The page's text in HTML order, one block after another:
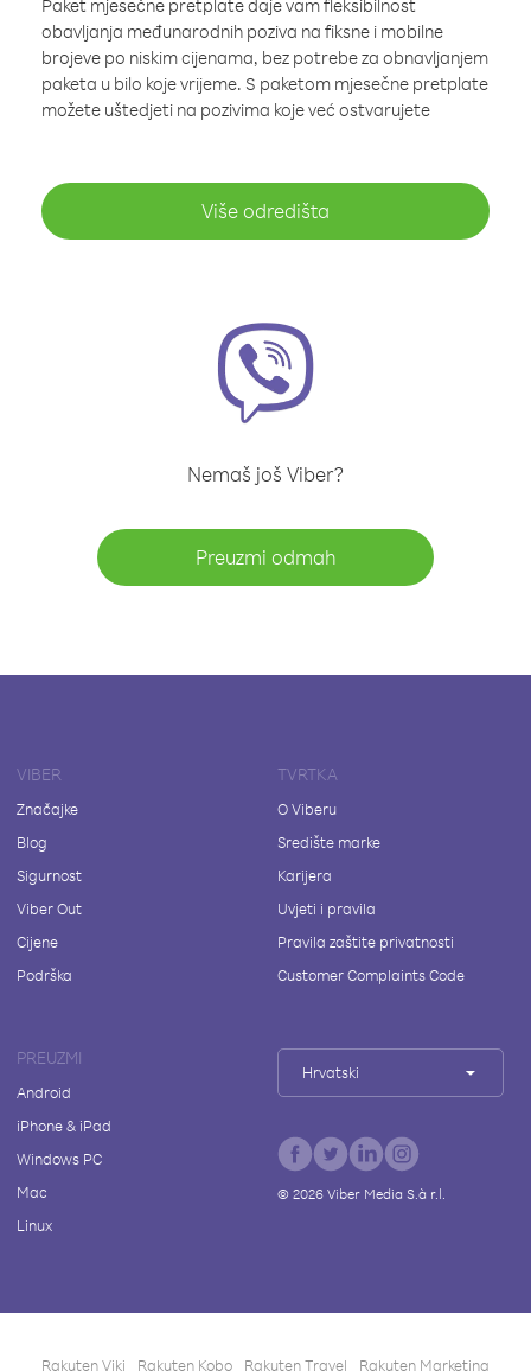
Paket mjesečne pretplate daje vam fleksibilnost
obavljanja međunarodnih poziva na fiksne i mobilne
brojeve po niskim cijenama, bez potrebe za obnavljanjem
paketa u bilo koje vrijeme. S paketom mjesečne pretplate
možete uštedjeti na pozivima koje već ostvarujete
Više odredišta
Nemaš još Viber?
Preuzmi odmah
VIBER
Značajke
Blog
Sigurnost
Viber Out
Cijene
Podrška
TVRTKA
O Viberu
Središte marke
Karijera
Uvjeti i pravila
Pravila zaštite privatnosti
Customer Complaints Code
PREUZMI
Android
iPhone & iPad
Windows PC
Mac
Linux
Hrvatski
© 2026Viber Media S.à r.l.
Rakuten Viki Rakuten Kobo Rakuten Travel Rakuten Marketing